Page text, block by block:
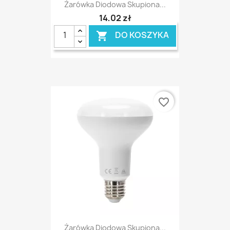
Żarówka Diodowa Skupiona...
14,02 zł
 DO KOSZYKA
Żarówka Diodowa Skupiona...
favorite_border